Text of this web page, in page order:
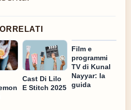
Cast Di Lilo
E Stitch 2025
Film e
programmi
TV di Kunal
Nayyar: la
guida